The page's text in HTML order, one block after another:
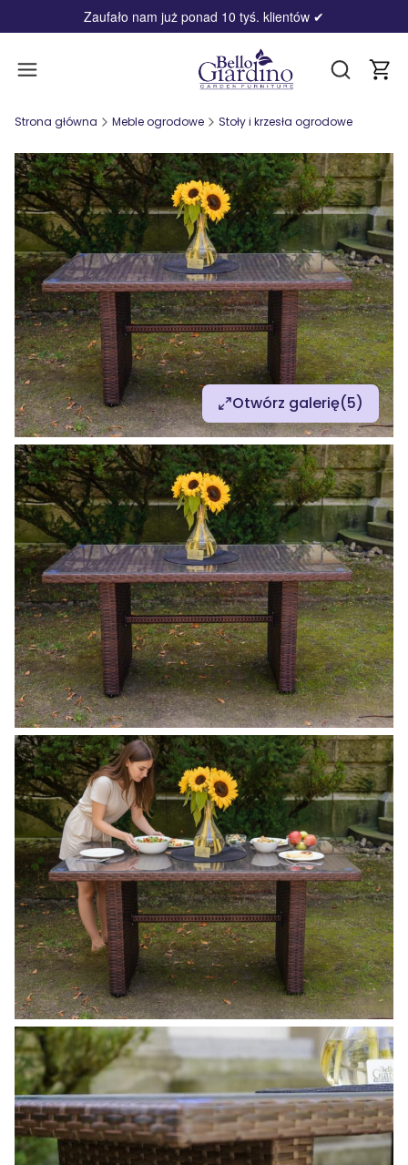
Zaufało nam już ponad 10 tyś. klientów ✔
Otwórz
Strona główna Meble ogrodowe Stoły i krzesła ogrodowe
Otwórz galerię(5)